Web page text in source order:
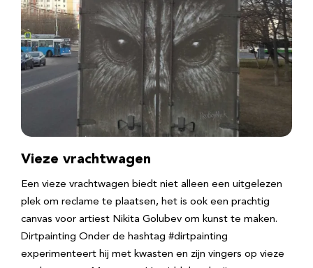
Vieze vrachtwagen
Een vieze vrachtwagen biedt niet alleen een uitgelezen
plek om reclame te plaatsen, het is ook een prachtig
canvas voor artiest Nikita Golubev om kunst te maken.
Dirtpainting Onder de hashtag #dirtpainting
experimenteert hij met kwasten en zijn vingers op vieze